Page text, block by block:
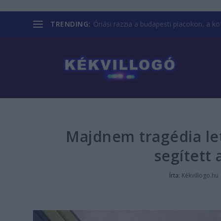
TRENDING: Óriási razzia a budapesti piacokon, a
Majdnem tragédia
segített
Írta: Kékvillogo.hu